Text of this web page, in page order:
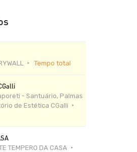
Tempo total
- Santuário, Palmas
de Estética CGalli
TEMPERO DA CASA